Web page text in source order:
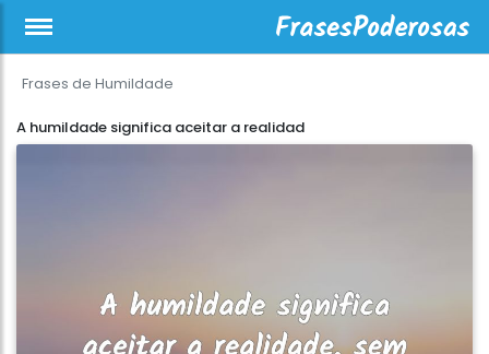
Frases de Humildade
A humildade significa aceitar a realidad